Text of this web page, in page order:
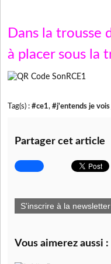
Dans la trousse
à placer sous la
Tag(s) : #ce1, #j'entends je
Partager cet article
S'inscrire à la newsletter
Vous aimerez aussi :